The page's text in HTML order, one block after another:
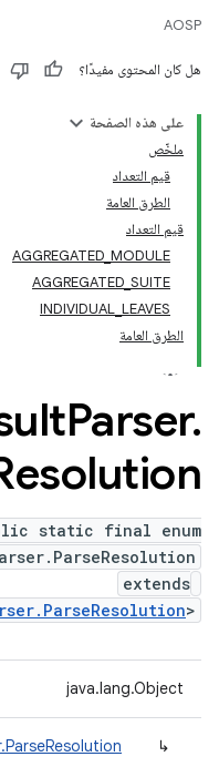
AOSP
هل كان المحتوى مفيدًا؟
على هذه الصفحة
ملخّص
قيم التعداد
الطرق العامة
قيم التعداد
AGGREGATED_MODULE
AGGREGATED_SUITE
INDIVIDUAL_LEAVES
الطرق العامة
Parser.
static final enum
extends
>
java.lang.Object
↳